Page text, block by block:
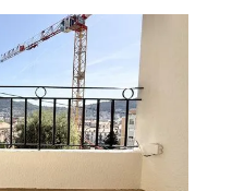
à vendre